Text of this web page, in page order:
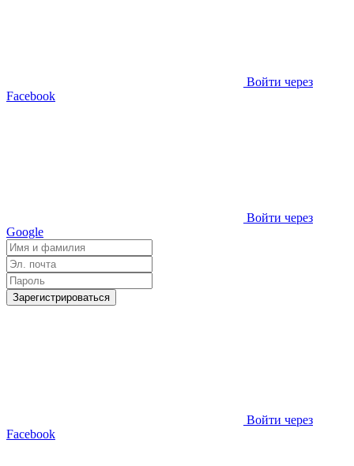
Войти через
Facebook
Войти через
Google
Зарегистрироваться
Войти через
Facebook